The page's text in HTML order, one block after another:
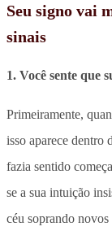
Seu signo vai
sinais
1. Você sente que
Primeiramente,
isso aparece dentro
fazia sentido
se a sua intuição
céu soprando novos